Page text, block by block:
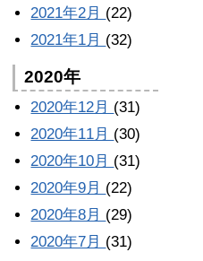
2021年2月 (22)
2021年1月 (32)
2020年
2020年12月 (31)
2020年11月 (30)
2020年10月 (31)
2020年9月 (22)
2020年8月 (29)
2020年7月 (31)